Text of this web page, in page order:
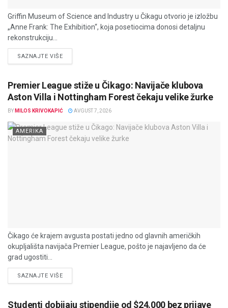
Griffin Museum of Science and Industry u Čikagu otvorio je izložbu
„Anne Frank: The Exhibition“, koja posetiocima donosi detaljnu
rekonstrukciju...
SAZNAJTE VIŠEDETAILS
Premier League stiže u Čikago: Navijače klubova
Aston Villa i Nottingham Forest čekaju velike žurke
BY MILOS KRIVOKAPIĆ AVGUST 7, 2026
AMERIKA
Čikago će krajem avgusta postati jedno od glavnih američkih
okupljališta navijača Premier League, pošto je najavljeno da će
grad ugostiti...
SAZNAJTE VIŠEDETAILS
Studenti dobijaju stipendije od $24.000 bez prijave